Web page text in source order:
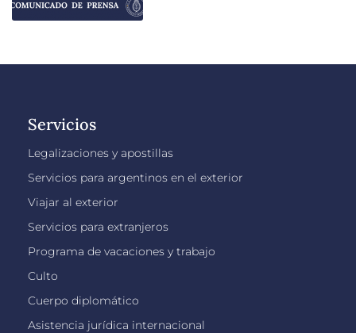
Servicios
Legalizaciones y apostillas
Servicios para argentinos en el exterior
Viajar al exterior
Servicios para extranjeros
Programa de vacaciones y trabajo
Culto
Cuerpo diplomático
Asistencia jurídica internacional